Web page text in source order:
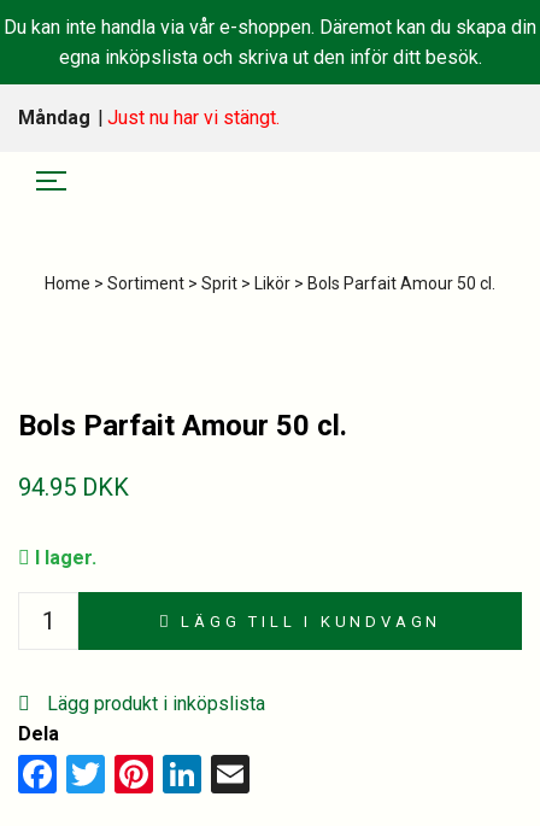
Du kan inte handla via vår e-shoppen. Däremot kan du skapa din
egna inköpslista och skriva ut den inför ditt besök.
Måndag | Just nu har vi stängt.
Home > Sortiment > Sprit > Likör > Bols Parfait Amour 50 cl.
Bols Parfait Amour 50 cl.
94.95 DKK
I lager.
Bols
Parfait
50
cl.
quantity
LÄGG TILL I KUNDVAGN
Lägg produkt i inköpslista
Dela
Facebook
TwitterPinterest
LinkedIn